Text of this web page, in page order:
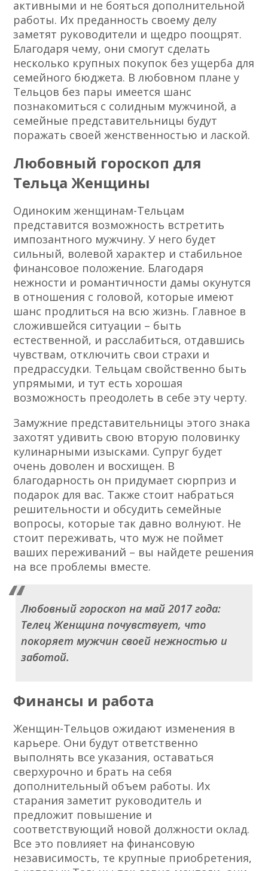
активными и не бояться дополнительной
работы. Их преданность своему делу
заметят руководители и щедро поощрят.
Благодаря чему, они смогут сделать
несколько крупных покупок без ущерба для
семейного бюджета. В любовном плане у
Тельцов без пары имеется шанс
познакомиться с солидным мужчиной, а
семейные представительницы будут
поражать своей женственностью и лаской.
Любовный гороскоп для
Тельца Женщины
Одиноким женщинам-Тельцам
представится возможность встретить
импозантного мужчину. У него будет
сильный, волевой характер и стабильное
финансовое положение. Благодаря
нежности и романтичности дамы окунутся
в отношения с головой, которые имеют
шанс продлиться на всю жизнь. Главное в
сложившейся ситуации – быть
естественной, и расслабиться, отдавшись
чувствам, отключить свои страхи и
предрассудки. Тельцам свойственно быть
упрямыми, и тут есть хорошая
возможность преодолеть в себе эту черту.
Замужние представительницы этого знака
захотят удивить свою вторую половинку
кулинарными изысками. Супруг будет
очень доволен и восхищен. В
благодарность он придумает сюрприз и
подарок для вас. Также стоит набраться
решительности и обсудить семейные
вопросы, которые так давно волнуют. Не
стоит переживать, что муж не поймет
ваших переживаний – вы найдете решения
на все проблемы вместе.
Любовный гороскоп на май 2017 года:
Телец Женщина почувствует, что
покоряет мужчин своей нежностью и
заботой.
Финансы и работа
Женщин-Тельцов ожидают изменения в
карьере. Они будут ответственно
выполнять все указания, оставаться
сверхурочно и брать на себя
дополнительный объем работы. Их
старания заметит руководитель и
предложит повышение и
соответствующий новой должности оклад.
Все это повлияет на финансовую
независимость, те крупные приобретения,